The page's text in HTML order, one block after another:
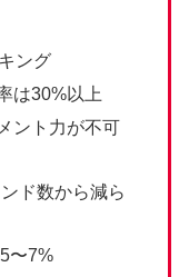
ング
は30%以上
ント力が不可
ド数から減ら
〜7%